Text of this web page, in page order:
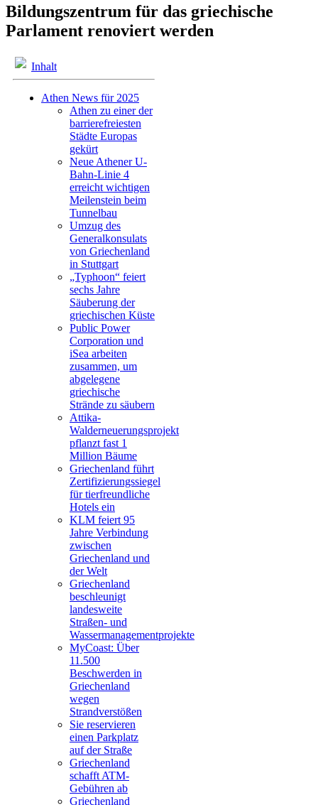
Bildungszentrum für das griechische
Parlament renoviert werden
Inhalt
Athen News für 2025
Athen zu einer der
barrierefreiesten
Städte Europas
gekürt
Neue Athener U-
Bahn-Linie 4
erreicht wichtigen
Meilenstein beim
Tunnelbau
Umzug des
Generalkonsulats
von Griechenland
in Stuttgart
„Typhoon“ feiert
sechs Jahre
Säuberung der
griechischen Küste
Public Power
Corporation und
iSea arbeiten
zusammen, um
abgelegene
griechische
Strände zu säubern
Attika-
Walderneuerungsprojekt
pflanzt fast 1
Million Bäume
Griechenland führt
Zertifizierungssiegel
für tierfreundliche
Hotels ein
KLM feiert 95
Jahre Verbindung
zwischen
Griechenland und
der Welt
Griechenland
beschleunigt
landesweite
Straßen- und
Wassermanagementprojekte
MyCoast: Über
11.500
Beschwerden in
Griechenland
wegen
Strandverstößen
Sie reservieren
einen Parkplatz
auf der Straße
Griechenland
schafft ATM-
Gebühren ab
Griechenland